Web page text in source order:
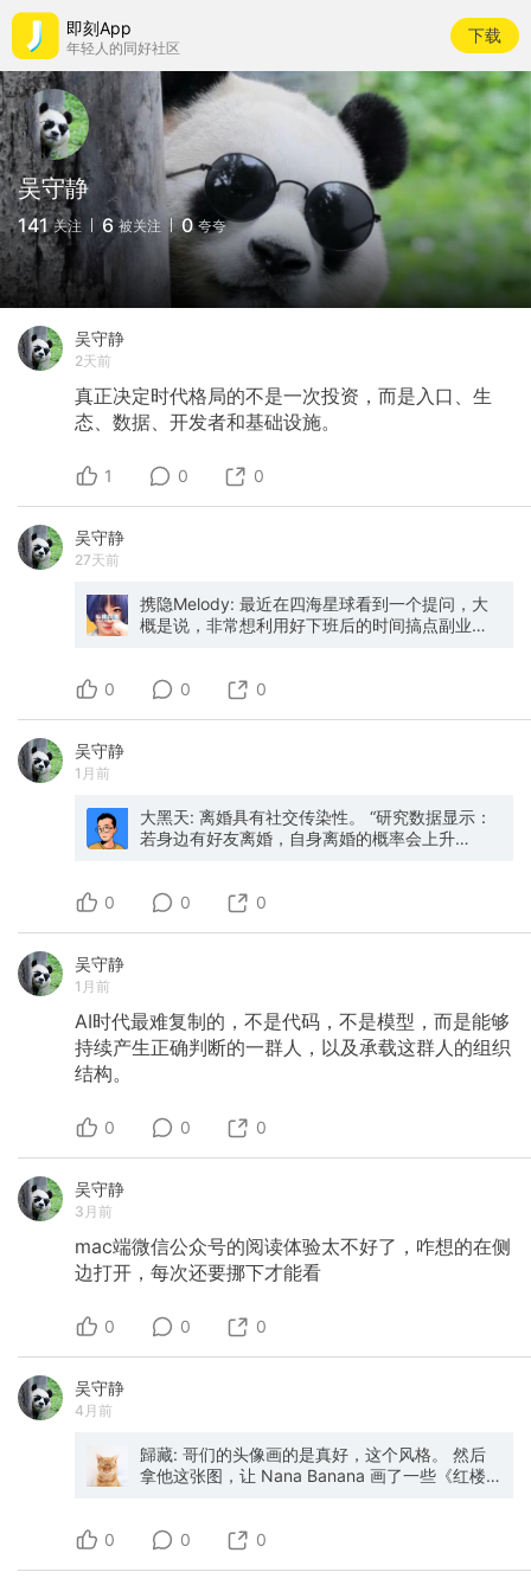
即刻App
年轻人的同好社区
下载
吴守静
141 关注 6 被关注 0 夸夸
吴守静
2天前
真正决定时代格局的不是一次投资，而是入口、生
态、数据、开发者和基础设施。
1 0 0
吴守静
27天前
携隐Melody: 最近在四海星球看到一个提问，大
概是说，非常想利用好下班后的时间搞点副业或
觉得自己又浪费了时间。 这真是当代牛马的标准
任务，大脑很忙的，参见EP14《我们为什么要睡
觉》）。哪天它要是停了，那我们也就不存在
可以粗略理解为：大脑是分区休息的，A区累了就
消息、同事打断、冗长会议，没什么机会进入深
度思考和创造区进行切换，自然就更累了。 意志
力也早就耗尽了，因为一天都在不断努力把注意
去搞副业、搞学习，这大脑能挨得住吗？一两天
勉强能撑，长期肯定要崩啊。 这就是为什么要改
变，就要放弃“自律”：放弃那种非要逼自己不断突
题来了，到底什么对大脑来说是“切换”？ 打游戏
算吗？刷剧、刷手机算吗？看网文算吗？这是我
们最常用的三种“休息”方式了吧？ 很遗憾，都不
让大脑感到“放松”，是通过强行劫持注意力，让大
是你看不到你的马儿开始狂奔了😂。 这就是为什
么刷的时候觉得爽，刷完了觉得特别疲惫，以及
雾、疲惫、压力感和焦虑。 — 那什么是真正的切
0 0 0
吴守静
1月前
大黑天: 离婚具有社交传染性。 “研究数据显示：
若身边有好友离婚，自身离婚的概率会上升
络层层传导，最远可以影响到二度人脉圈层的
0 0 0
吴守静
1月前
AI时代最难复制的，不是代码，不是模型，而是能够
持续产生正确判断的一群人，以及承载这群人的组织
结构。
0 0 0
吴守静
3月前
mac端微信公众号的阅读体验太不好了，咋想的在侧
边打开，每次还要挪下才能看
0 0 0
吴守静
4月前
歸藏: 哥们的头像画的是真好，这个风格。 然后
拿他这张图，让 Nana Banana 画了一些《红楼
0 0 0